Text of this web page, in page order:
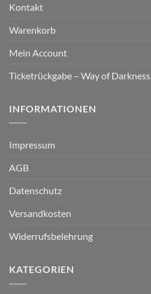
Kontakt
Warenkorb
Mein Account
Ticketrückgabe – Way of Darkness
INFORMATIONEN
Impressum
AGB
Datenschutz
Versandkosten
Widerrufsbelehrung
KATEGORIEN